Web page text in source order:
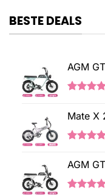
BESTE DEALS
AGM
5.00
op
gebaseerd
op
Mate X
5.00 op
gebaseerd
op
AGM